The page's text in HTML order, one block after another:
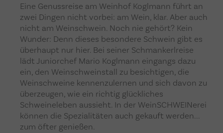
Eine Genussreise am Weinhof Koglmann führt an
zwei Dingen nicht vorbei: am Wein, klar. Aber auch
nicht am Weinschwein. Noch nie gehört? Kein
Wunder: Denn dieses besondere Schwein gibt es
überhaupt nur hier. Bei seiner Schmankerlreise
lädt Juniorchef Mario Koglmann eingangs dazu
ein, den Weinschweinstall zu besichtigen, die
Weinschweine kennenzulernen und sich davon zu
überzeugen, wie ein richtig glückliches
Schweineleben aussieht. In der WeinSCHWEINerei
können die Spezialitäten auch gekauft werden...
zum öfter genießen.